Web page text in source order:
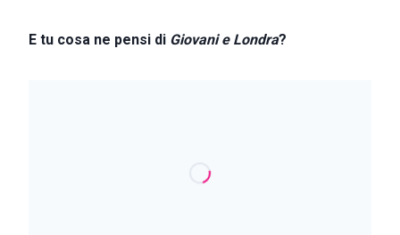
E tu cosa ne pensi di Giovani e Londra?